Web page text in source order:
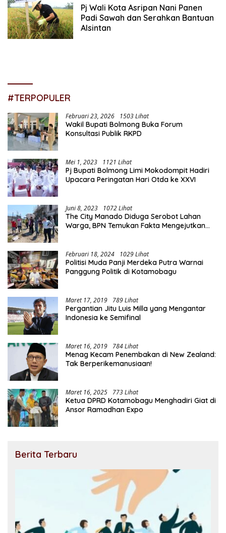
Pj Wali Kota Asripan Nani Panen
Padi Sawah dan Serahkan Bantuan
Alsintan
#TERPOPULER
Februari 23, 2026 1503 Lihat
Wakil Bupati Bolmong Buka Forum
Konsultasi Publik RKPD
Mei 1, 2023 1121 Lihat
Pj Bupati Bolmong Limi Mokodompit Hadiri
Upacara Peringatan Hari Otda ke XXVI
Juni 8, 2023 1072 Lihat
The City Manado Diduga Serobot Lahan
Warga, BPN Temukan Fakta Mengejutkan
Februari 18, 2024 1029 Lihat
Politisi Muda Panji Merdeka Putra Warnai
Panggung Politik di Kotamobagu
Maret 17, 2019 789 Lihat
Pergantian Jitu Luis Milla yang Mengantar
Indonesia ke Semifinal
Maret 16, 2019 784 Lihat
Menag Kecam Penembakan di New Zealand:
Tak Berperikemanusiaan!
Maret 16, 2025 773 Lihat
Ketua DPRD Kotamobagu Menghadiri Giat di
Ansor Ramadhan Expo
Berita Terbaru